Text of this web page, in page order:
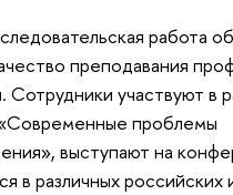
работа
преподавания
Сотрудники участвуют в
проблемы
выступают на
в различных российских